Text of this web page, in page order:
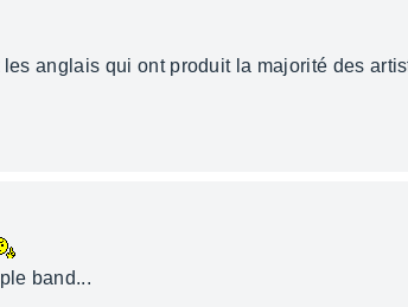
anglais qui ont produit la majorité des
band...